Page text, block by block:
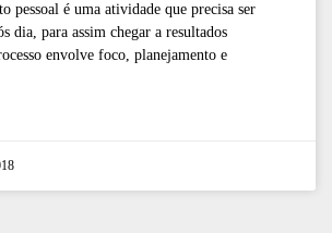
pessoal é uma atividade que precisa ser
dia, para assim chegar a resultados
envolve foco, planejamento e